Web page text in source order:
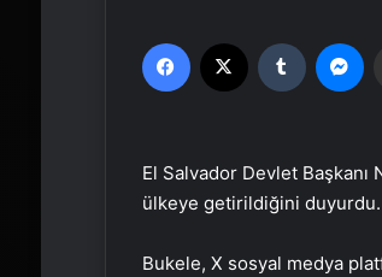
Facebook Tumblr
El Salvador Devlet Başkanı
ülkeye getirildiğini duyurdu.
Bukele, X sosyal medya